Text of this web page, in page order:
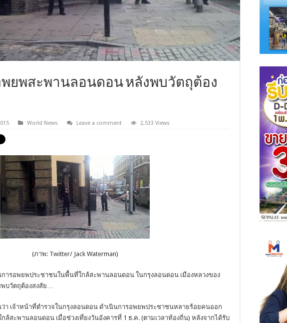
พยพสะพานลอนดอน หลังพบวัตถุต้อง
World News Leave a comment 2,533 Views
(ภาพ: Twitter/ Jack Waterman)
การอพยพประชาชนในพื้นที่ใกล้สะพานลอนดอน ในกรุงลอนดอน เมืองหลวงของ
พบวัตถุต้องสงสัย…
ว่า เจ้าหน้าที่ตำรวจในกรุงลอนดอน ดำเนินการอพยพประชาชนหลายร้อยคนออก
ล้สะพานลอนดอน เมื่อช่วงเที่ยงวันอังคารที่ 1 ธ.ค. (ตามเวลาท้องถิ่น) หลังจากได้รับ